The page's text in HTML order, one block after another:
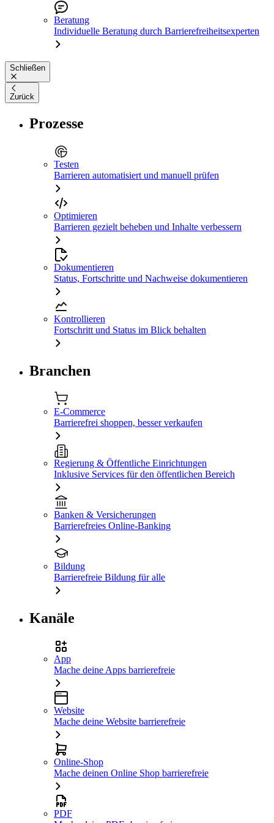
Beratung
Individuelle Beratung durch Barrierefreiheitsexperten
Schließen
Zurück
Prozesse
Testen
Barrieren automatisiert und manuell prüfen
Optimieren
Barrieren gezielt beheben und Inhalte verbessern
Dokumentieren
Status, Fortschritte und Nachweise dokumentieren
Kontrollieren
Fortschritt und Status im Blick behalten
Branchen
E-Commerce
Barrierefrei shoppen, besser verkaufen
Regierung & Öffentliche Einrichtungen
Inklusive Services für den öffentlichen Bereich
Banken & Versicherungen
Barrierefreies Online-Banking
Bildung
Barrierefreie Bildung für alle
Kanäle
App
Mache deine Apps barrierefreie
Website
Mache deine Website barrierefreie
Online-Shop
Mache deinen Online Shop barrierefreie
PDF